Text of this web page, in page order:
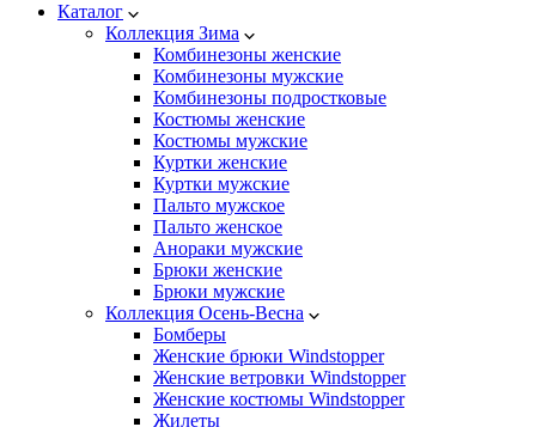
Каталог
Коллекция Зима
Комбинезоны женские
Комбинезоны мужские
Комбинезоны подростковые
Костюмы женские
Костюмы мужские
Куртки женские
Куртки мужские
Пальто мужское
Пальто женское
Анораки мужские
Брюки женские
Брюки мужские
Коллекция Осень-Весна
Бомберы
Женские брюки Windstopper
Женские ветровки Windstopper
Женские костюмы Windstopper
Жилеты